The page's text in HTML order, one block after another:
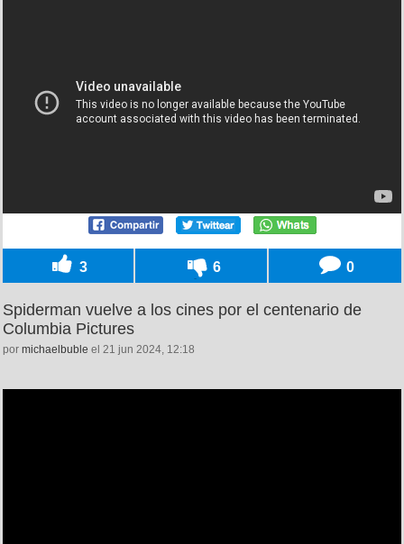
3 6 0
Spiderman vuelve a los cines por el centenario de
Columbia Pictures
por michaelbuble el 21 jun 2024, 12:18